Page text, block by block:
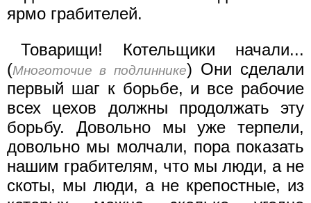
ярмо грабителей.
Товарищи! Котельщики начали...
(Многоточие в подлиннике) Они сделали
первый шаг к борьбе, и все рабочие
всех цехов должны продолжать эту
борьбу. Довольно мы уже терпели,
довольно мы молчали, пора показать
нашим грабителям, что мы люди, а не
скоты, мы люди, а не крепостные, из